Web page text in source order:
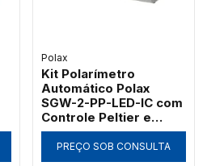
Polax
Kit Polarímetro
Automático Polax
SGW-2-PP-LED-IC com
Controle Peltier e
Placa de Quartzo
PREÇO SOB CONSULTA